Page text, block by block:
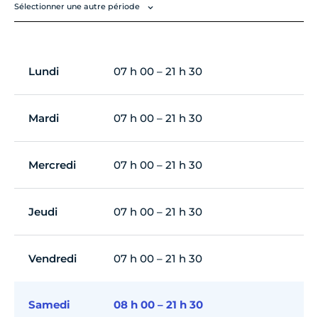
Sélectionner une autre période
Lundi 07 h 00 – 21 h 30
Mardi 07 h 00 – 21 h 30
Mercredi 07 h 00 – 21 h 30
Jeudi 07 h 00 – 21 h 30
Vendredi 07 h 00 – 21 h 30
Samedi 08 h 00 – 21 h 30